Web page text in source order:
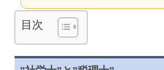
目次